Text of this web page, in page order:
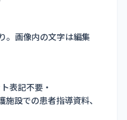
。画像内の文字は編集
表記不要・
設での患者指導資料、